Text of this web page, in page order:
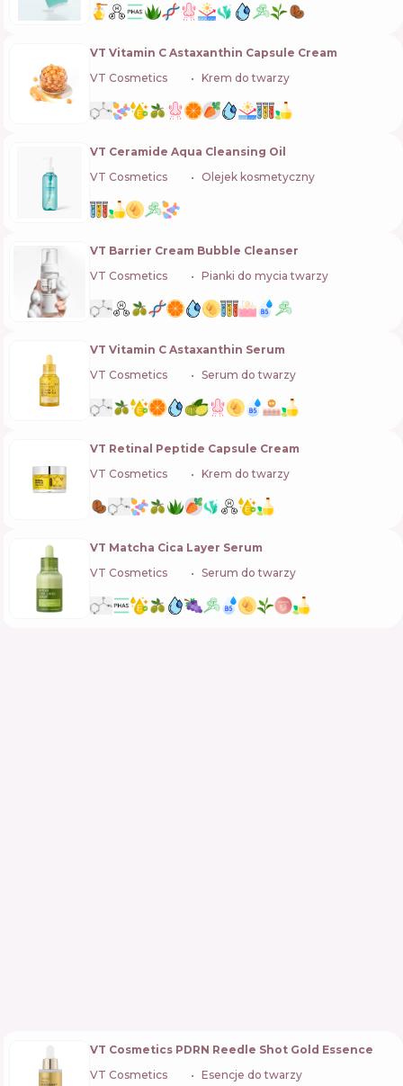
VT Vitamin C Astaxanthin Capsule Cream
VT Cosmetics
Krem do twarzy
VT Ceramide Aqua Cleansing Oil
VT Cosmetics
Olejek kosmetyczny
VT Barrier Cream Bubble Cleanser
VT Cosmetics
Pianki do mycia twarzy
VT Vitamin C Astaxanthin Serum
VT Cosmetics
Serum do twarzy
VT Retinal Peptide Capsule Cream
VT Cosmetics
Krem do twarzy
VT Matcha Cica Layer Serum
VT Cosmetics
Serum do twarzy
VT Cosmetics PDRN Reedle Shot Gold Essence
VT Cosmetics
Esencje do twarzy